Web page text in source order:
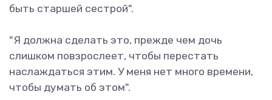
быть старшей сестрой".
"Я должна сделать это, прежде чем дочь
слишком повзрослеет, чтобы перестать
наслаждаться этим. У меня нет много времени,
чтобы думать об этом".